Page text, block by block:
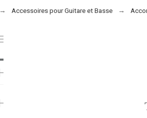
Accessoires pour Guitare et Basse